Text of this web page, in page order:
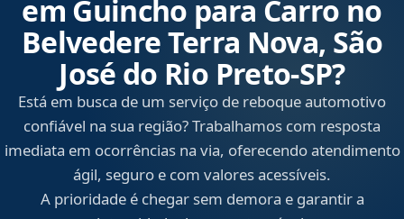
em Guincho para Carro no
Belvedere Terra Nova, São
José do Rio Preto‑SP?
Está em busca de um serviço de reboque automotivo
confiável na sua região? Trabalhamos com resposta
imediata em ocorrências na via, oferecendo atendimento
ágil, seguro e com valores acessíveis.
A prioridade é chegar sem demora e garantir a